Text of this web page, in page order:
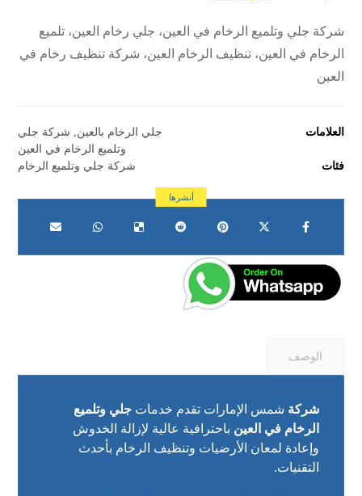
شركة جلي وتلميع الرخام في العين، جلي رخام العين، تلميع
الرخام في العين، تنظيف الرخام العين، شركة تنظيف رخام في
العين
العلامات جلي الرخام بالعين, شركة جلي
وتلميع الرخام في العين
فئات
شركة جلي وتلميع الرخام
الوصف
شركة شمس الإمارات تقدم خدماتجلي وتلميع
الرخام في العين باحترافية عالية لإزالة الخدوش
وإعادة لمعان الأرضيات وتنظيف الرخام بأحدث
التقنيات.